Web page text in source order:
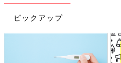
盆栽は「こうじゃなきゃいけない
物を鉢に植え、長く育てて観賞で
む文化です。お好きな草木を鉢に
ピックアップ